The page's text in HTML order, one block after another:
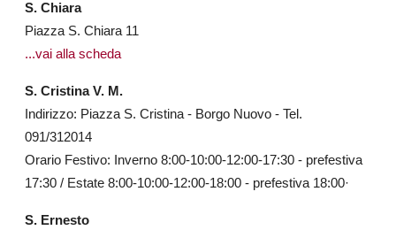
S. Chiara
Piazza S. Chiara 11
...vai alla scheda
S. Cristina V. M.
Indirizzo: Piazza S. Cristina - Borgo Nuovo - Tel.
091/312014
Orario Festivo: Inverno 8:00-10:00-12:00-17:30 - prefestiva
17:30 / Estate 8:00-10:00-12:00-18:00 - prefestiva 18:00·
S. Ernesto